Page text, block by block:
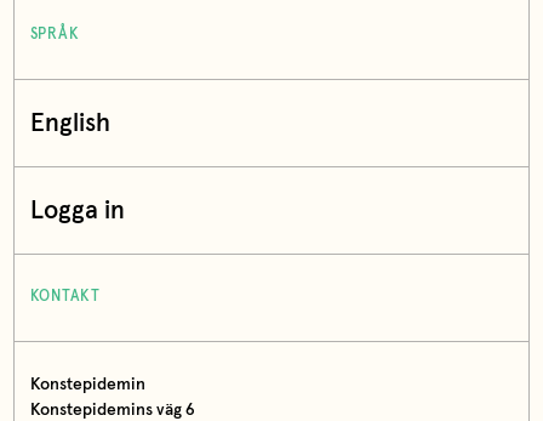
SPRÅK
English
Logga in
KONTAKT
Konstepidemin
Konstepidemins väg 6